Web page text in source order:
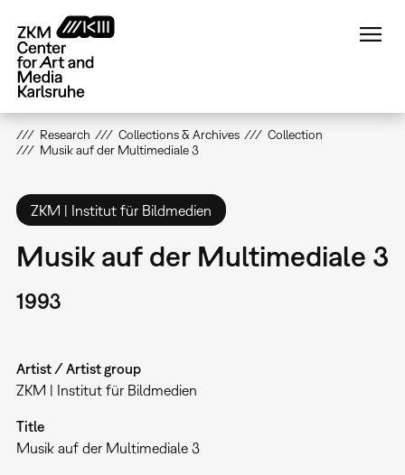
main
content
Research Collections & Archives
Collection
Musik auf der Multimediale 3
ZKM | Institut für Bildmedien
Musik auf der Multimediale 3
1993
Artist / Artist group
ZKM | Institut für Bildmedien
Title
Musik auf der Multimediale 3